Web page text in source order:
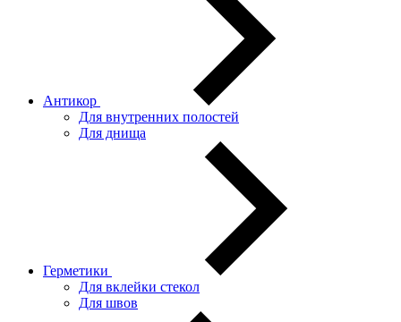
Антикор
Для внутренних полостей
Для днища
Герметики
Для вклейки стекол
Для швов